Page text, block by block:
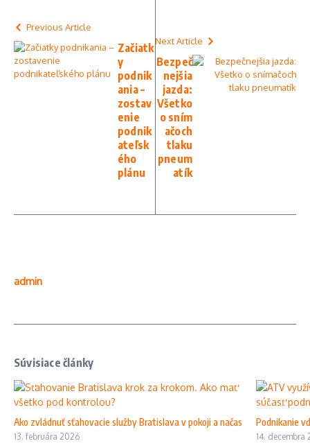
Previous Article
Začiatk
y
podnik
ania –
zostav
enie
podnik
ateľsk
ého
plánu
Next Article
Bezpeč
nejšia
jazda:
Všetko
o sním
ačoch
tlaku
pneum
atík
admin
Súvisiace články
Ako zvládnuť sťahovacie služby Bratislava v pokoji a načas
13. februára 2026
Podnikanie
14. decembra